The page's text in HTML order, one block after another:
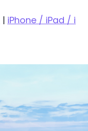
| iPhone / iPad / i